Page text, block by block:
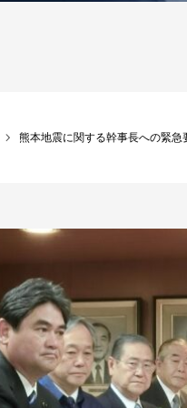
熊本地震に関する幹事長への緊急